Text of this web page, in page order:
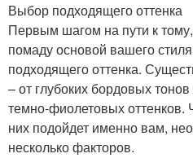
Выбор подходящего оттенка
Первым шагом на пути к
помаду основой вашего
подходящего оттенка.
– от глубоких бордовых
темно-фиолетовых оттенков.
них подойдет именно вам,
несколько факторов.